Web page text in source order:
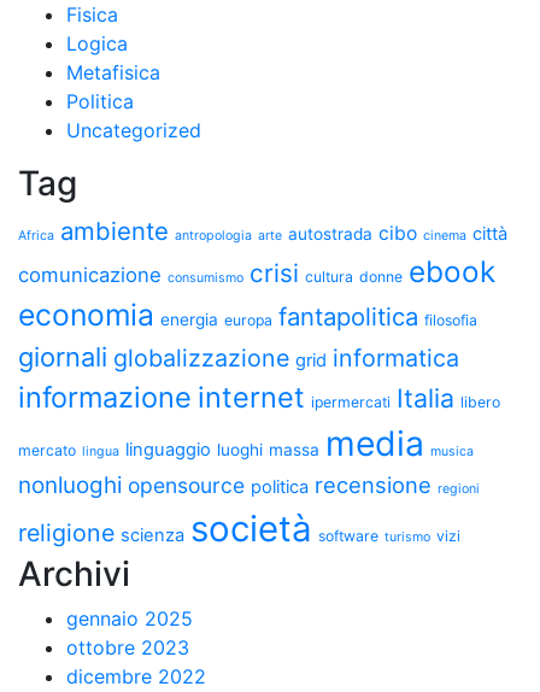
Fisica
Logica
Metafisica
Politica
Uncategorized
Tag
Africa ambiente antropologia arte autostrada cibo cinema città
comunicazione consumismo crisi cultura donne ebook
economia energia europa fantapolitica filosofia
giornali globalizzazione grid informatica
informazione internet ipermercati Italia libero
mercato lingua linguaggio luoghi massa media musica
nonluoghi opensource politica recensione regioni
religione scienza società software turismo vizi
Archivi
gennaio 2025
ottobre 2023
dicembre 2022